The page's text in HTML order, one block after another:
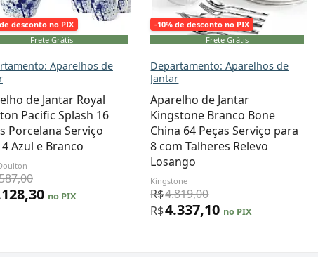
desconto no PIX
Frete Grátis
Aparelhos de
de Jantar Royal
Pacific Splash 16
Porcelana Serviço
Azul e Branco
no PIX
-10% de desconto no PIX
Frete Grátis
Departamento: Aparelhos de
Jantar
Aparelho de Jantar
Kingstone Branco Bone
China 64 Peças Serviço para
8 com Talheres Relevo
Losango
Kingstone
R$4.819,00
R$4.337,10 no PIX